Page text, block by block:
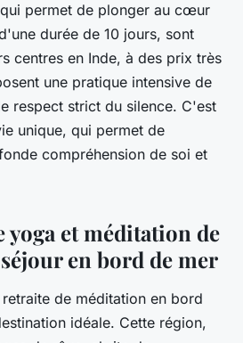
permet de plonger au cœur
durée de 10 jours, sont
centres en Inde, à des prix très
une pratique intensive de
respect strict du silence. C'est
unique, qui permet de
compréhension de soi et
yoga et méditation de
en bord de mer
de méditation en bord
idéale. Cette région,